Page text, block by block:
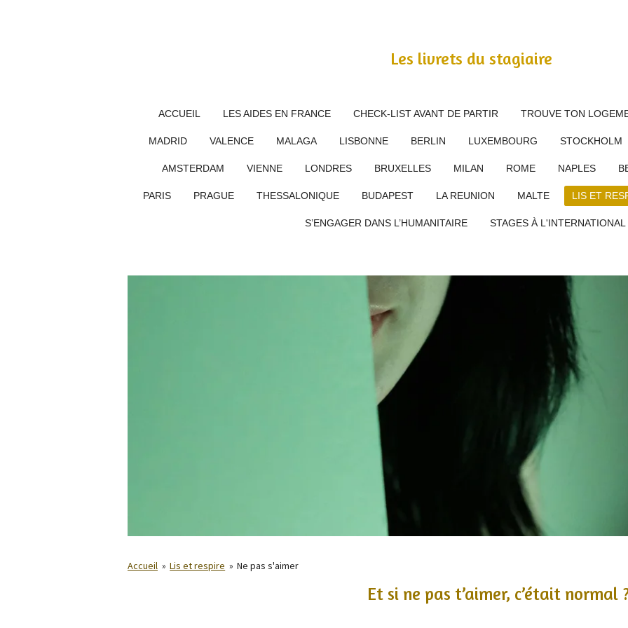
Les livrets du stagiaire
ACCUEIL LES AIDES EN FRANCE CHECK-LIST AVANT DE PARTIR TROUVE TON
MADRID VALENCE MALAGA LISBONNE BERLIN LUXEMBOURG STOCKHOLM
AMSTERDAM VIENNE LONDRES BRUXELLES MILAN ROME NAPLES
PARIS PRAGUE THESSALONIQUE BUDAPEST LA REUNION MALTE LIS ET
S’ENGAGER DANS L’HUMANITAIRE STAGES À L'INTERNATIONAL
Accueil » Lis et respire » Ne pas s'aimer
Et si ne pas t’aimer, c’était normal